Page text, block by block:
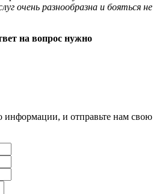
очень разнообразна и бояться не
на вопрос нужно
информации, и отправьте нам свою